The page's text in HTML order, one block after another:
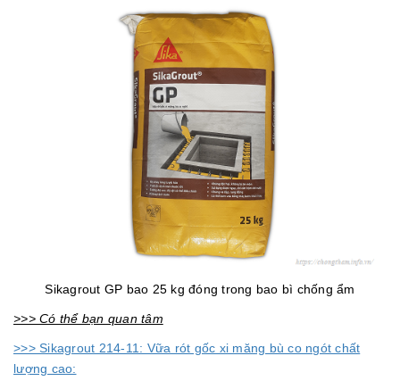
Sikagrout GP bao 25 kg đóng trong bao bì chống ẩm
>>> Có thể bạn quan tâm
>>> Sikagrout 214-11: Vữa rót gốc xi măng bù co ngót chất
lượng cao: